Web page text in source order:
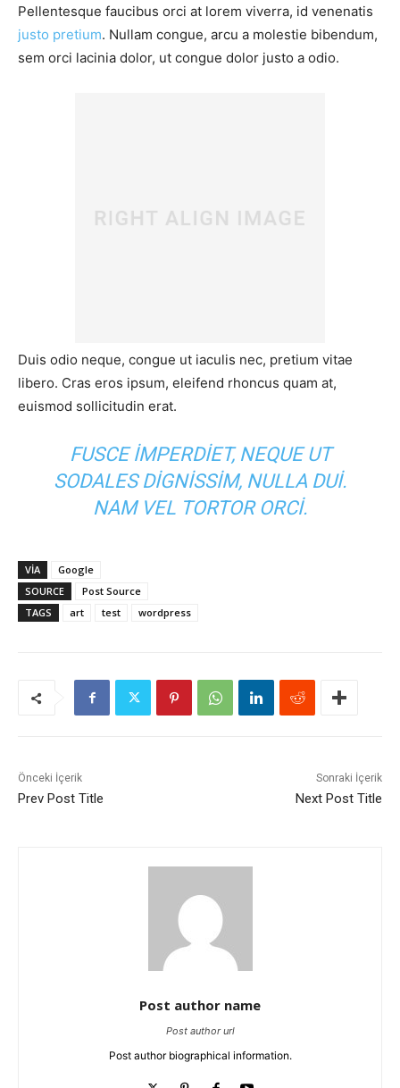
Pellentesque faucibus orci at lorem viverra, id venenatis
justo pretium. Nullam congue, arcu a molestie bibendum,
sem orci lacinia dolor, ut congue dolor justo a odio.
Duis odio neque, congue ut iaculis nec, pretium vitae
libero. Cras eros ipsum, eleifend rhoncus quam at,
euismod sollicitudin erat.
FUSCE IMPERDIET, NEQUE UT
SODALES DIGNISSIM, NULLA DUI.
NAM VEL TORTOR ORCI.
VIA
Google
SOURCE
Post Source
TAGS
art test wordpress
Önceki İçerik
Prev Post Title
Sonraki İçerik
Next Post Title
Post author name
Post author url
Post author biographical information.